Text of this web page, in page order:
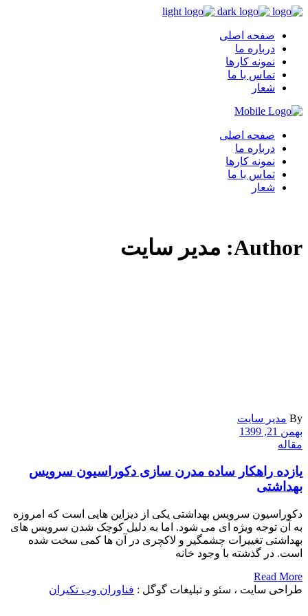
صفحه اصلی
درباره ما
نمونه کارها
تماس با ما
شعار
صفحه اصلی
درباره ما
نمونه کارها
تماس با ما
شعار
Author: مدیر سایت
By مدیر سایت
بهمن 21, 1399
مقاله
یازده راهکار ساده مدرن سازی دکوراسیون سرویس
بهداشتی
دکوراسیون سرویس بهداشتی یکی از دیزاین هایی است که امروزه
به آن توجه ویژه ای می شود. اما به دلیل کوچک شدن سرویس های
بهداشتی تغییرات چشمگیر و لاکچری در آن ها کمی سخت شده
است. در گذشته با وجود خانه
Read More
طراحی سایت ، سئو و تبلیغات گوگل : فناوران وب تکیران